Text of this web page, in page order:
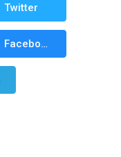
Twitter
Facebook Messenger